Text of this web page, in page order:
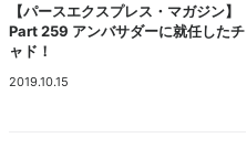
【パースエクスプレス・マガジン】
Part 259 アンバサダーに就任したチ
ャド！
2019.10.15